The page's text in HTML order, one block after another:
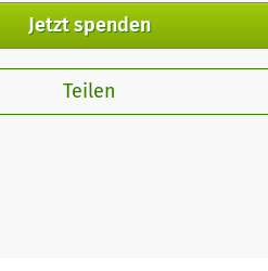
Jetzt spenden
Teilen